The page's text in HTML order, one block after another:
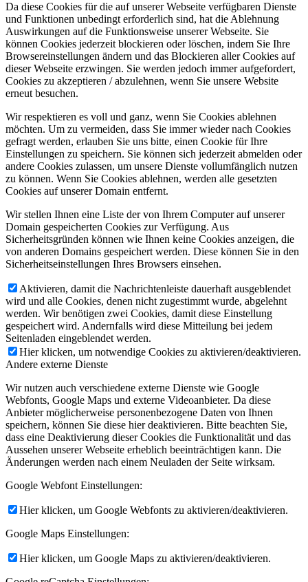
Da diese Cookies für die auf unserer Webseite verfügbaren Dienste
und Funktionen unbedingt erforderlich sind, hat die Ablehnung
Auswirkungen auf die Funktionsweise unserer Webseite. Sie
können Cookies jederzeit blockieren oder löschen, indem Sie Ihre
Browsereinstellungen ändern und das Blockieren aller Cookies auf
dieser Webseite erzwingen. Sie werden jedoch immer aufgefordert,
Cookies zu akzeptieren / abzulehnen, wenn Sie unsere Website
erneut besuchen.
Wir respektieren es voll und ganz, wenn Sie Cookies ablehnen
möchten. Um zu vermeiden, dass Sie immer wieder nach Cookies
gefragt werden, erlauben Sie uns bitte, einen Cookie für Ihre
Einstellungen zu speichern. Sie können sich jederzeit abmelden oder
andere Cookies zulassen, um unsere Dienste vollumfänglich nutzen
zu können. Wenn Sie Cookies ablehnen, werden alle gesetzten
Cookies auf unserer Domain entfernt.
Wir stellen Ihnen eine Liste der von Ihrem Computer auf unserer
Domain gespeicherten Cookies zur Verfügung. Aus
Sicherheitsgründen können wie Ihnen keine Cookies anzeigen, die
von anderen Domains gespeichert werden. Diese können Sie in den
Sicherheitseinstellungen Ihres Browsers einsehen.
Aktivieren, damit die Nachrichtenleiste dauerhaft ausgeblendet
wird und alle Cookies, denen nicht zugestimmt wurde, abgelehnt
werden. Wir benötigen zwei Cookies, damit diese Einstellung
gespeichert wird. Andernfalls wird diese Mitteilung bei jedem
Seitenladen eingeblendet werden.
Hier klicken, um notwendige Cookies zu aktivieren/deaktivieren.
Andere externe Dienste
Wir nutzen auch verschiedene externe Dienste wie Google
Webfonts, Google Maps und externe Videoanbieter. Da diese
Anbieter möglicherweise personenbezogene Daten von Ihnen
speichern, können Sie diese hier deaktivieren. Bitte beachten Sie,
dass eine Deaktivierung dieser Cookies die Funktionalität und das
Aussehen unserer Webseite erheblich beeinträchtigen kann. Die
Änderungen werden nach einem Neuladen der Seite wirksam.
Google Webfont Einstellungen:
Hier klicken, um Google Webfonts zu aktivieren/deaktivieren.
Google Maps Einstellungen:
Hier klicken, um Google Maps zu aktivieren/deaktivieren.